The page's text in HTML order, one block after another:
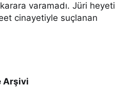
varamadı. Jüri heyeti
cinayetiyle suçlanan
Arşivi